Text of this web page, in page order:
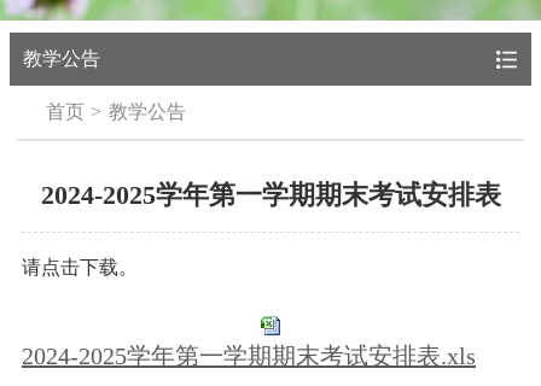
教学公告
首页 教学公告
2024-2025学年第一学期期末考试安排表
请点击下载。
2024-2025学年第一学期期末考试安排表.xls